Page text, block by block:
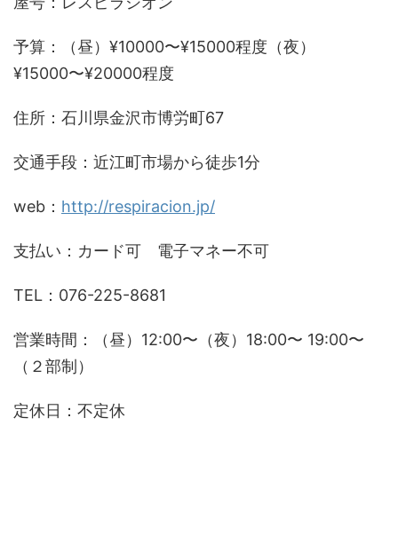
予算：（昼）¥10000〜¥15000程度（夜）
¥15000〜¥20000程度
住所：石川県金沢市博労町67
交通手段：近江町市場から徒歩1分
web： http://respiracion.jp/
支払い：カード可 電子マネー不可
TEL：076-225-8681
営業時間：（昼）12:00〜（夜）18:00〜 19:00〜
（２部制）
定休日：不定休